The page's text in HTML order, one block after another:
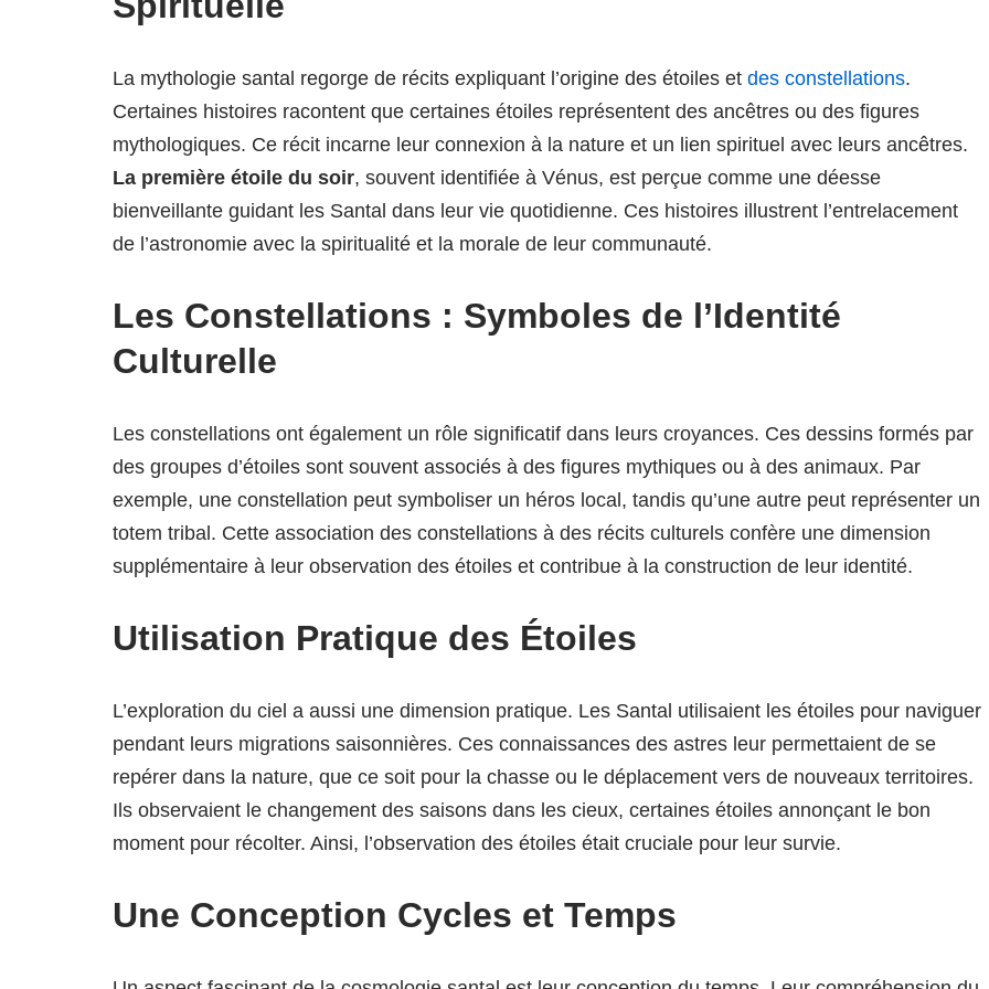
La mythologie santal regorge de récits expliquant l’origine des étoiles et des constellations.
Certaines histoires racontent que certaines étoiles représentent des ancêtres ou des figures
mythologiques. Ce récit incarne leur connexion à la nature et un lien spirituel avec leurs ancêtres.
La première étoile du soir, souvent identifiée à Vénus, est perçue comme une déesse
bienveillante guidant les Santal dans leur vie quotidienne. Ces histoires illustrent l’entrelacement
de l’astronomie avec la spiritualité et la morale de leur communauté.
Les Constellations : Symboles de l’Identité
Culturelle
Les constellations ont également un rôle significatif dans leurs croyances. Ces dessins formés par
des groupes d’étoiles sont souvent associés à des figures mythiques ou à des animaux. Par
exemple, une constellation peut symboliser un héros local, tandis qu’une autre peut représenter un
totem tribal. Cette association des constellations à des récits culturels confère une dimension
supplémentaire à leur observation des étoiles et contribue à la construction de leur identité.
Utilisation Pratique des Étoiles
L’exploration du ciel a aussi une dimension pratique. Les Santal utilisaient les étoiles pour naviguer
pendant leurs migrations saisonnières. Ces connaissances des astres leur permettaient de se
repérer dans la nature, que ce soit pour la chasse ou le déplacement vers de nouveaux territoires.
Ils observaient le changement des saisons dans les cieux, certaines étoiles annonçant le bon
moment pour récolter. Ainsi, l’observation des étoiles était cruciale pour leur survie.
Une Conception Cycles et Temps